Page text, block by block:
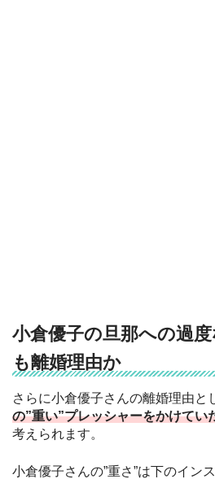
小倉優子の旦那への過
も離婚理由か
さらに小倉優子さんの離婚理由と
の”重い”プレッシャーをかけてい
考えられます。
小倉優子さんの”重さ”は下のイン